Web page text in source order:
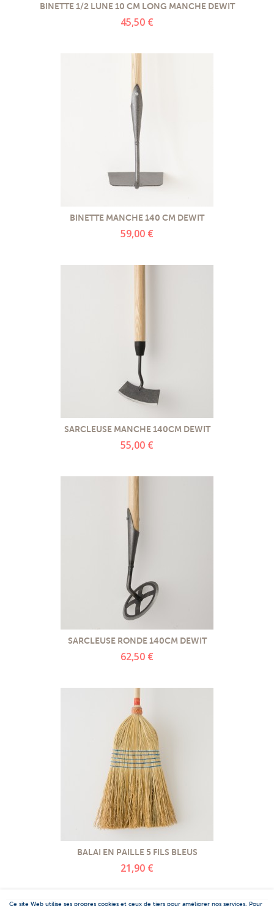
BINETTE 1/2 LUNE 10 CM LONG MANCHE DEWIT
45,50 €
BINETTE MANCHE 140 CM DEWIT
59,00 €
SARCLEUSE MANCHE 140CM DEWIT
55,00 €
SARCLEUSE RONDE 140CM DEWIT
62,50 €
BALAI EN PAILLE 5 FILS BLEUS
21,90 €
Ce site Web utilise ses propres cookies et ceux de tiers pour améliorer nos services. Pour